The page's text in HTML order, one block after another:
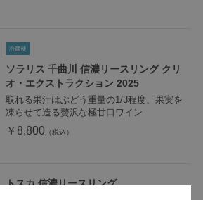
ソラリス 千曲川 信濃リースリング クリ
オ・エクストラクション 2025
取れる果汁はぶどう重量の1/3程度、果実を
凍らせて造る贅沢な極甘口ワイン
￥8,800
トスカ 信濃リースリング